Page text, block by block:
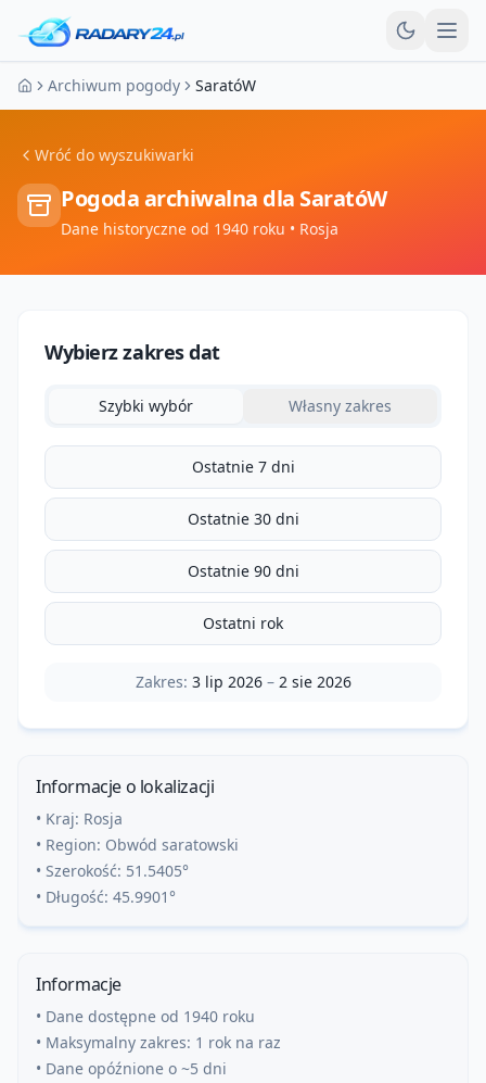
Strona główna
Archiwum pogody SaratóW
Wróć do wyszukiwarki
Pogoda archiwalna dla SaratóW
Dane historyczne od 1940 roku • Rosja
Wybierz zakres dat
Szybki wybór Własny zakres
Ostatnie 7 dni
Ostatnie 30 dni
Ostatnie 90 dni
Ostatni rok
Zakres: 3 lip 2026– 2 sie 2026
Informacje o lokalizacji
• Kraj: Rosja
• Region: Obwód saratowski
• Szerokość: 51.5405°
• Długość: 45.9901°
Informacje
• Dane dostępne od 1940 roku
• Maksymalny zakres: 1 rok na raz
• Dane opóźnione o ~5 dni